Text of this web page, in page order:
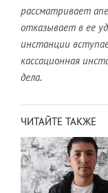
рассматривает
отказывает в ее
инстанции
кассационная
дела.
ЧИТАЙТЕ ТАКЖЕ